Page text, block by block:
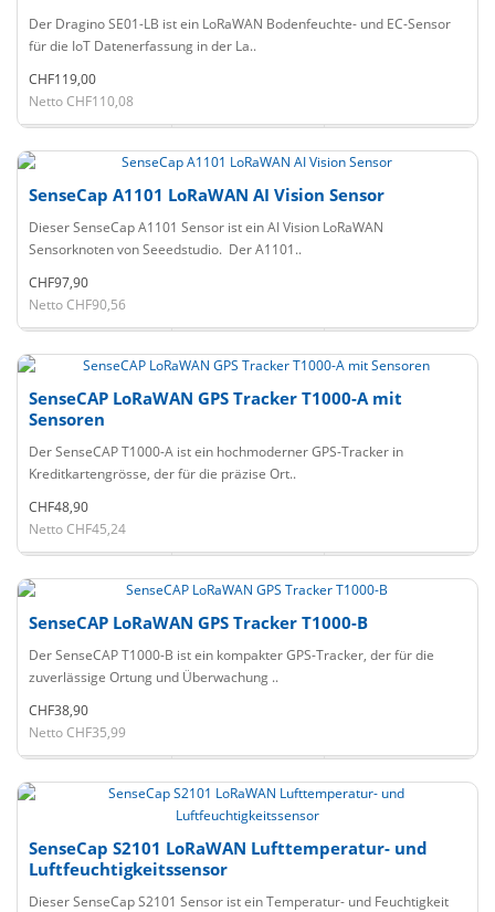
Der Dragino SE01-LB ist ein LoRaWAN Bodenfeuchte- und EC-Sensor
für die IoT Datenerfassung in der La..
CHF119,00
Netto CHF110,08
SenseCap A1101 LoRaWAN AI Vision Sensor
Dieser SenseCap A1101 Sensor ist ein AI Vision LoRaWAN
Sensorknoten von Seeedstudio. Der A1101..
CHF97,90
Netto CHF90,56
SenseCAP LoRaWAN GPS Tracker T1000-A mit
Sensoren
Der SenseCAP T1000-A ist ein hochmoderner GPS-Tracker in
Kreditkartengrösse, der für die präzise Ort..
CHF48,90
Netto CHF45,24
SenseCAP LoRaWAN GPS Tracker T1000-B
Der SenseCAP T1000-B ist ein kompakter GPS-Tracker, der für die
zuverlässige Ortung und Überwachung ..
CHF38,90
Netto CHF35,99
SenseCap S2101 LoRaWAN Lufttemperatur- und
Luftfeuchtigkeitssensor
Dieser SenseCap S2101 Sensor ist ein Temperatur- und Feuchtigkeit